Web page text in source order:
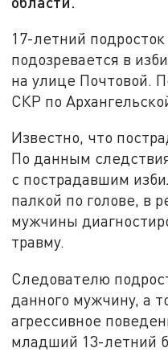
17-летний
подозревается в
на улице Почтовой.
СКР по
Известно, что
По данным
с пострадавшим
палкой по голове, в
мужчины
травму.
Следователю
данного мужчину, а
агрессивное
младший 13-летний